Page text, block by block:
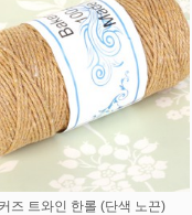
즈 트와인 한롤 (단색 노끈)